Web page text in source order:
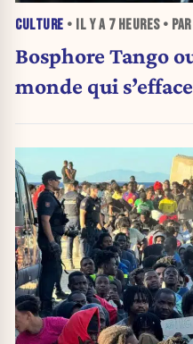
CULTURE • IL Y A 7 HEURES•
Bosphore Tango
monde qui